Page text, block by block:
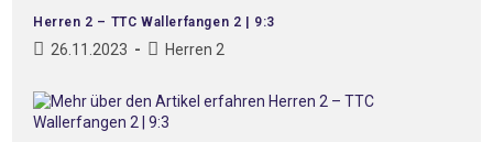
Herren 2 – TTC Wallerfangen 2 | 9:3
26.11.2023 Herren 2